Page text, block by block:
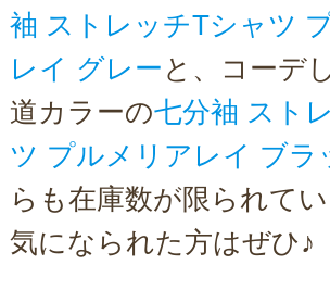
袖 ストレッチTシャツ
レイ グレー と、コーデ
道カラーの七分袖 スト
ツ プルメリアレイ ブラ
らも在庫数が限られて
気になられた方はぜひ♪